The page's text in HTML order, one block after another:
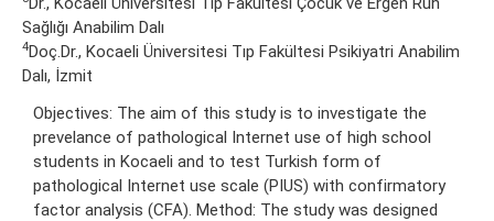
Sağlığı Anabilim Dalı
4Doç.Dr., Kocaeli Üniversitesi Tıp Fakültesi Psikiyatri Anabilim
Dalı, İzmit
Objectives: The aim of this study is to investigate the
prevelance of pathological Internet use of high school
students in Kocaeli and to test Turkish form of
pathological Internet use scale (PIUS) with confirmatory
factor analysis (CFA). Method: The study was designed